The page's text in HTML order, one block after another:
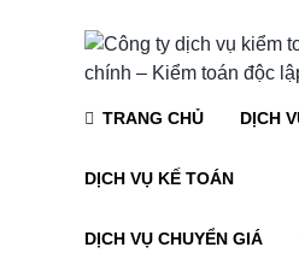
TRANG CHỦ DỊCH
DỊCH VỤ KẾ TOÁN
DỊCH VỤ CHUYỂN GIÁ